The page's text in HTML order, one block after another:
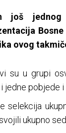
još jednog
ovog
su u grupi
jedne pobjede i
selekcija
ukupno